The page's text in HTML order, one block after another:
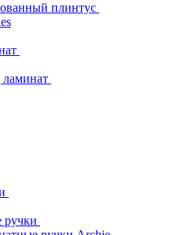
плинтус
ручки